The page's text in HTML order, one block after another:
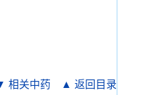
相关中药 ▲ 返回目录